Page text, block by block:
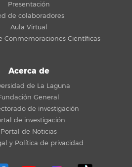
Presentación
de colaboradores
Aula Virtual
Conmemoraciones Científicas
Acerca de
de La Laguna
General
de investigación
de investigación
Portal de Noticias
y Política de privacidad